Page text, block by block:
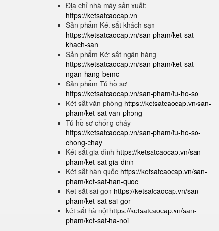
Địa chỉ nhà máy sản xuất:
https://ketsatcaocap.vn
Sản phẩm Két sắt khách sạn
https://ketsatcaocap.vn/san-pham/ket-sat-
khach-san
Sản phẩm Két sắt ngân hàng
https://ketsatcaocap.vn/san-pham/ket-sat-
ngan-hang-bemc
Sản phẩm Tủ hồ sơ
https://ketsatcaocap.vn/san-pham/tu-ho-so
Két sắt văn phòng https://ketsatcaocap.vn/san-
pham/ket-sat-van-phong
Tủ hồ sơ chống cháy
https://ketsatcaocap.vn/san-pham/tu-ho-so-
chong-chay
Két sắt gia đình https://ketsatcaocap.vn/san-
pham/ket-sat-gia-dinh
Két sắt hàn quốc https://ketsatcaocap.vn/san-
pham/ket-sat-han-quoc
Két sắt sài gòn https://ketsatcaocap.vn/san-
pham/ket-sat-sai-gon
két sắt hà nội https://ketsatcaocap.vn/san-
pham/ket-sat-ha-noi